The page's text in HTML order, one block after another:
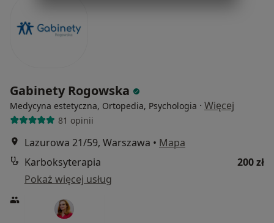
Gabinety Rogowska
Medycyna estetyczna, Ortopedia, Psychologia · Więcej
81 opinii
Lazurowa 21/59, Warszawa • Mapa
Karboksyterapia
200 zł
Pokaż więcej usług